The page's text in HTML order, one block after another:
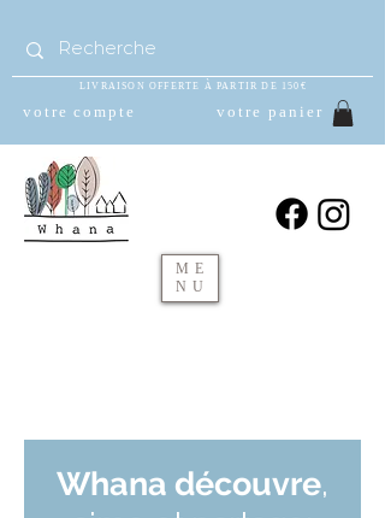
LIVRAISON OFFERTE À PARTIR DE 150€
votre compte votre panier
ME
NU
Whana découvre,